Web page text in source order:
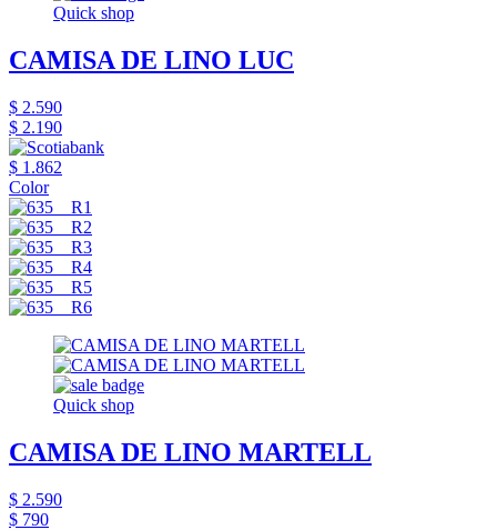
Quick shop
CAMISA DE LINO LUC
$ 2.590
$ 2.190
$ 1.862
Color
Quick shop
CAMISA DE LINO MARTELL
$ 2.590
$ 790